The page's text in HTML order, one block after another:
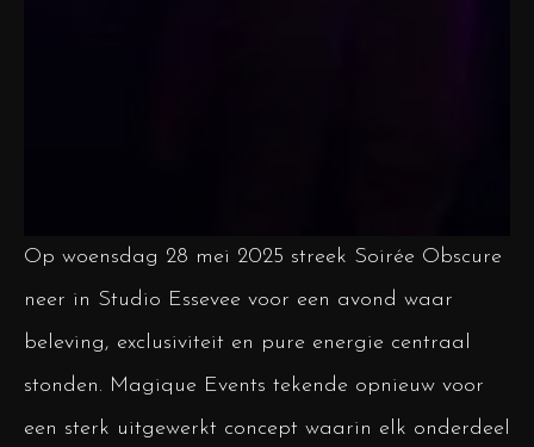
Op woensdag 28 mei 2025 streek Soirée Obscure
neer in Studio Essevee voor een avond waar
beleving, exclusiviteit en pure energie centraal
stonden. Magique Events tekende opnieuw voor
een sterk uitgewerkt concept waarin elk onderdeel